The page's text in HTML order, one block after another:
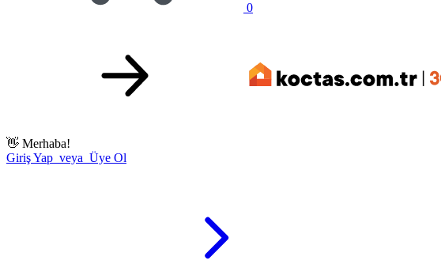
0
👋 Merhaba!
Giriş Yap veya Üye Ol